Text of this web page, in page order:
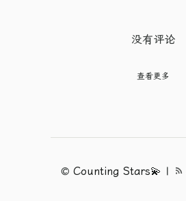
没有评论
查看更多
© Counting Stars💫 |